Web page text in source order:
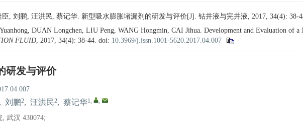
, 刘鹏, 汪洪民, 蔡记华. 新型吸水膨胀堵漏剂的研发与评价[J]. 钻井液与完井液, 2017, 34(4): 38-
DUAN Longchen, LIU Peng, WANG Hongmin, CAI Jihua. Development and Evaluation of
FLUID, 2017, 34(4): 38-44. doi: 10.3969/j.issn.1001-5620.2017.04.007
研发与评价
, 刘鹏2, 汪洪民2, 蔡记华1, ,
武汉 430074;